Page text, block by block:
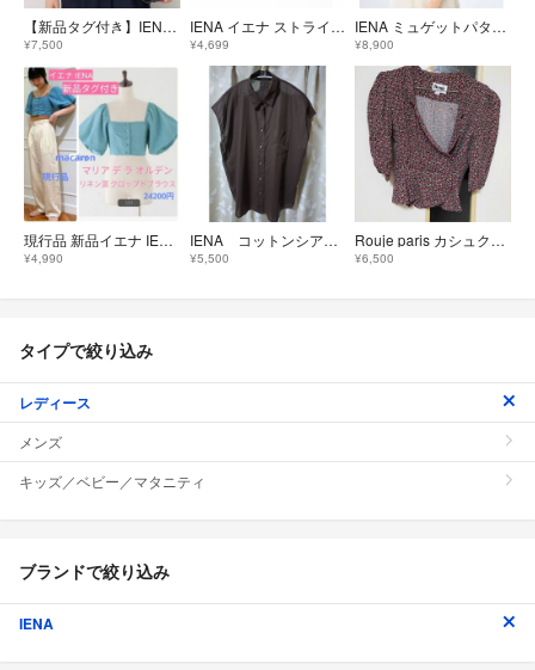
【新品タグ付き】IENA イエナ ストライプフラワー前ボタンVネックブラウス フリーサイズ 2025SS
¥7,500
IENA イエナ ストライプフラワーノースリーブシャツブラウス
¥4,699
IENA ミュゲットパターンピンタック フリルノースリーブ
¥8,900
現行品 新品イエナ IENA✨リネン混 ボリューム袖 ブラウス ミント ブルー
¥4,990
IENA コットンシアーノースリーブシャツ
¥5,500
Rouje paris カシュクールブラウス
¥6,500
タイプで絞り込み
レディース
メンズ
キッズ／ベビー／マタニティ
ブランドで絞り込み
IENA